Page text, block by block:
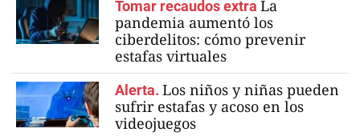
Tomar recaudos extra La
pandemia aumentó los
ciberdelitos: cómo prevenir
estafas virtuales
Alerta. Los niños y niñas pueden
sufrir estafas y acoso en los
videojuegos